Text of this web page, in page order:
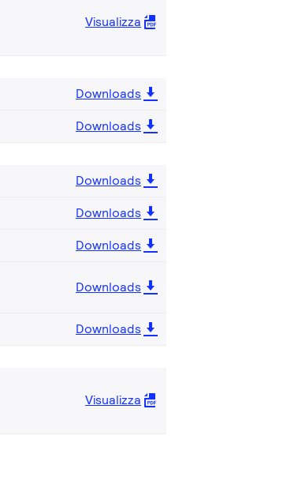
Visualizza
Downloads
Downloads
Downloads
Downloads
Downloads
Downloads
Downloads
Visualizza